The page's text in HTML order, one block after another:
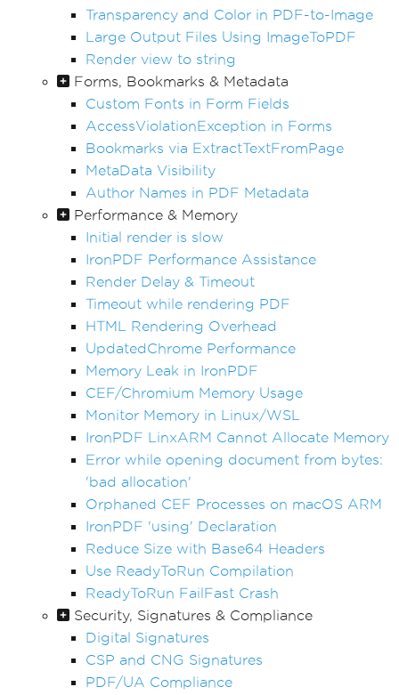
Transparency and Color in PDF-to-Image
Large Output Files Using ImageToPDF
Render view to string
Forms, Bookmarks & Metadata
Custom Fonts in Form Fields
AccessViolationException in Forms
Bookmarks via ExtractTextFromPage
MetaData Visibility
Author Names in PDF Metadata
Performance & Memory
Initial render is slow
IronPDF Performance Assistance
Render Delay & Timeout
Timeout while rendering PDF
HTML Rendering Overhead
UpdatedChrome Performance
Memory Leak in IronPDF
CEF/Chromium Memory Usage
Monitor Memory in Linux/WSL
IronPDF LinxARM Cannot Allocate Memory
Error while opening document from bytes:
'bad allocation'
Orphaned CEF Processes on macOS ARM
IronPDF 'using' Declaration
Reduce Size with Base64 Headers
Use ReadyToRun Compilation
ReadyToRun FailFast Crash
Security, Signatures & Compliance
Digital Signatures
CSP and CNG Signatures
PDF/UA Compliance